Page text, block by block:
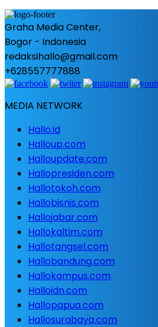
Graha Media Center,
Bogor - Indonesia
redaksihallo@gmail.com
+628557777888
MEDIA NETWORK
Hallo.id
Halloup.com
Halloupdate.com
Hallopresiden.com
Hallotokoh.com
Hallobisnis.com
Hallojabar.com
Hallokaltim.com
Hallotangsel.com
Hallobandung.com
Hallokampus.com
Halloidn.com
Hallopapua.com
Hallosurabaya.com